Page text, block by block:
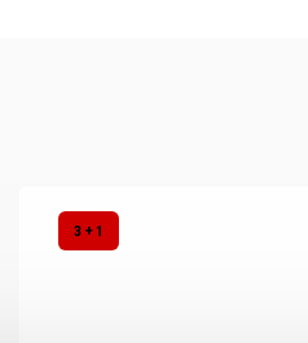
3 + 1